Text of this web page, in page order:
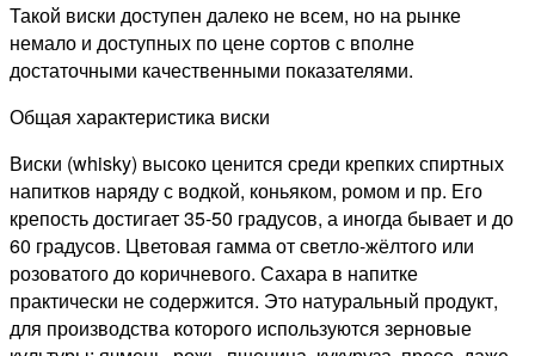
Такой виски доступен далеко не всем, но на рынке
немало и доступных по цене сортов с вполне
достаточными качественными показателями.
Общая характеристика виски
Виски (whisky) высоко ценится среди крепких спиртных
напитков наряду с водкой, коньяком, ромом и пр. Его
крепость достигает 35-50 градусов, а иногда бывает и до
60 градусов. Цветовая гамма от светло-жёлтого или
розоватого до коричневого. Сахара в напитке
практически не содержится. Это натуральный продукт,
для производства которого используются зерновые